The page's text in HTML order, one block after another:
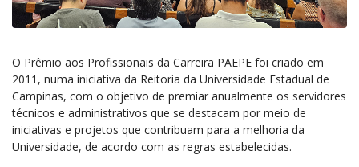
O Prêmio aos Profissionais da Carreira PAEPE foi criado em
2011, numa iniciativa da Reitoria da Universidade Estadual de
Campinas, com o objetivo de premiar anualmente os servidores
técnicos e administrativos que se destacam por meio de
iniciativas e projetos que contribuam para a melhoria da
Universidade, de acordo com as regras estabelecidas.